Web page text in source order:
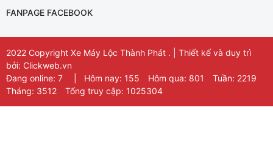
FANPAGE FACEBOOK
2022 Copyright Xe Máy Lộc Thành Phát . | Thiết kế và duy trì
bởi: Clickweb.vn
Đang online: 7
Hôm nay: 155 Hôm qua: 801
Tuần: 2219
Tháng: 3512
Tổng truy cập: 1025304